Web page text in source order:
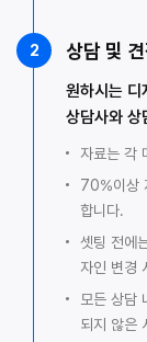
2 상담 및
원하시는 디
상담사와 상
자료는 각
70%이상
합니다.
셋팅 전에
자인 변경
모든 상담
되지 않은